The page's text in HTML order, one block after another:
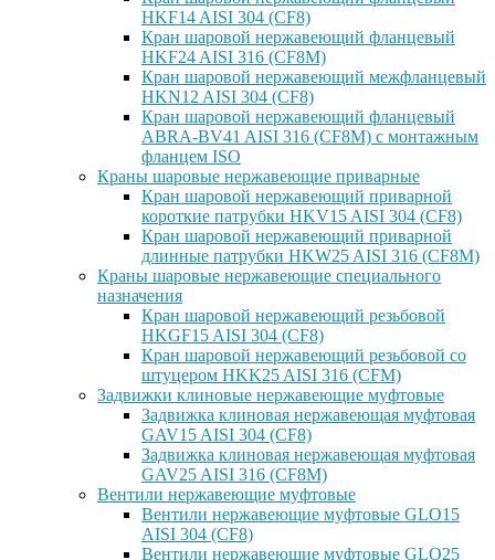
HKF14 AISI 304 (CF8)
Кран шаровой нержавеющий фланцевый
HKF24 AISI 316 (CF8M)
Кран шаровой нержавеющий межфланцевый
HKN12 AISI 304 (CF8)
Кран шаровой нержавеющий фланцевый
ABRA-BV41 AISI 316 (CF8M) с монтажным
фланцем ISO
Краны шаровые нержавеющие приварные
Кран шаровой нержавеющий приварной
короткие патрубки HKV15 AISI 304 (CF8)
Кран шаровой нержавеющий приварной
длинные патрубки HKW25 AISI 316 (CF8M)
Краны шаровые нержавеющие специального
назначения
Кран шаровой нержавеющий резьбовой
HKGF15 AISI 304 (CF8)
Кран шаровой нержавеющий резьбовой со
штуцером HKK25 AISI 316 (CFM)
Задвижки клиновые нержавеющие муфтовые
Задвижка клиновая нержавеющая муфтовая
GAV15 AISI 304 (CF8)
Задвижка клиновая нержавеющая муфтовая
GAV25 AISI 316 (CF8M)
Вентили нержавеющие муфтовые
Вентили нержавеющие муфтовые GLO15
AISI 304 (CF8)
Вентили нержавеющие муфтовые GLO25